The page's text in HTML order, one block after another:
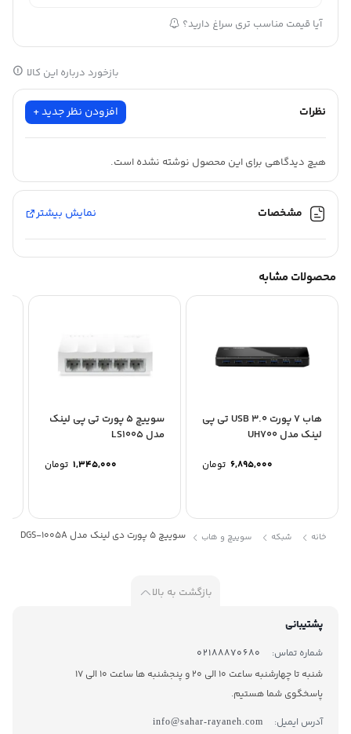
آیا قیمت مناسب تری سراغ دارید؟
بازخورد درباره این کالا
نظرات افزودن نظر جدید +
هیچ دیدگاهی برای این محصول نوشته نشده است.
مشخصات نمایش بیشتر
محصولات مشابه
هاب 7 پورت USB 3.0 تی پی
لینک مدل UH700
6,895,000 تومان
سوییچ 5 پورت تی پی لینک
مدل LS1005
1,345,000 تومان
خانه شبکه سوییچ و هاب سوییچ 5 پورت دی لینک مدل DGS-1005A
بازگشت به بالا
پشتیبانی
شماره تماس:
02188870680
شنبه تا چهارشنبه ساعت 10 الی 20 و پنجشنبه ها ساعت 10 الی 17
پاسخگوی شما هستیم.
آدرس ایمیل:
info@sahar-rayaneh.com